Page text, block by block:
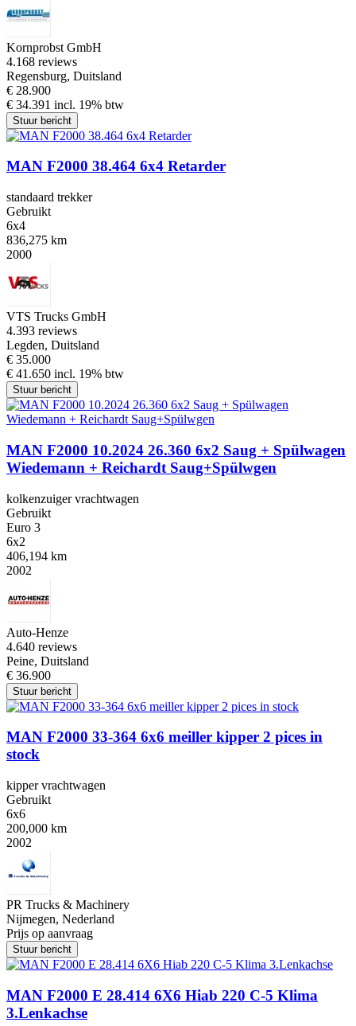
Kornprobst GmbH
4.168 reviews
Regensburg, Duitsland
€ 28.900
€ 34.391 incl. 19% btw
Stuur bericht
MAN F2000 38.464 6x4 Retarder
standaard trekker
Gebruikt
6x4
836,275 km
2000
VTS Trucks GmbH
4.393 reviews
Legden, Duitsland
€ 35.000
€ 41.650 incl. 19% btw
Stuur bericht
MAN F2000 10.2024 26.360 6x2 Saug + Spülwagen
Wiedemann + Reichardt Saug+Spülwgen
kolkenzuiger vrachtwagen
Gebruikt
Euro 3
6x2
406,194 km
2002
Auto-Henze
4.640 reviews
Peine, Duitsland
€ 36.900
Stuur bericht
MAN F2000 33-364 6x6 meiller kipper 2 pices in
stock
kipper vrachtwagen
Gebruikt
6x6
200,000 km
2002
PR Trucks & Machinery
Nijmegen, Nederland
Prijs op aanvraag
Stuur bericht
MAN F2000 E 28.414 6X6 Hiab 220 C-5 Klima
3.Lenkachse